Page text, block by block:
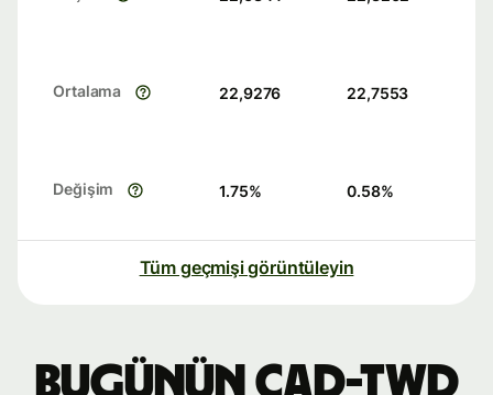
Ortalama 22,9276 22,7553
Değişim 1.75% 0.58%
Tüm geçmişi görüntüleyin
Bugünün CAD-TWD